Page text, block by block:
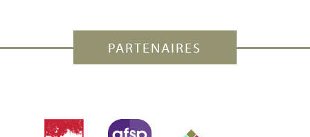
PARTENAIRES